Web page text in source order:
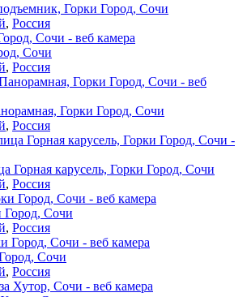
Горки Город, Сочи
, Россия
Сочи
, Россия
Горки Город, Сочи
, Россия
Горная карусель, Горки Город, Сочи
, Россия
Город, Сочи
, Россия
Сочи
, Россия